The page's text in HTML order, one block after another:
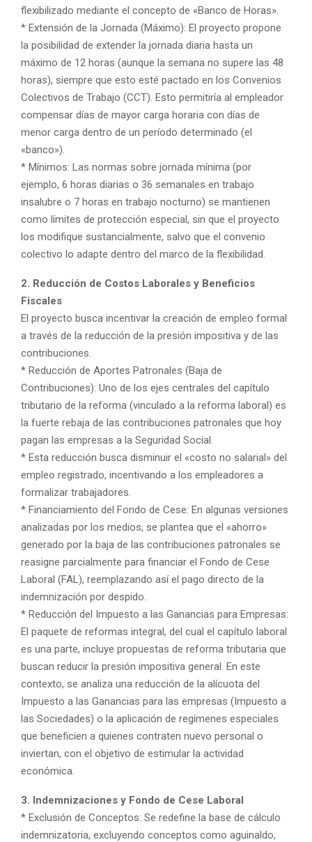
flexibilizado mediante el concepto de «Banco de Horas».
* Extensión de la Jornada (Máximo): El proyecto propone
la posibilidad de extender la jornada diaria hasta un
máximo de 12 horas (aunque la semana no supere las 48
horas), siempre que esto esté pactado en los Convenios
Colectivos de Trabajo (CCT). Esto permitiría al empleador
compensar días de mayor carga horaria con días de
menor carga dentro de un período determinado (el
«banco»).
* Mínimos: Las normas sobre jornada mínima (por
ejemplo, 6 horas diarias o 36 semanales en trabajo
insalubre o 7 horas en trabajo nocturno) se mantienen
como límites de protección especial, sin que el proyecto
los modifique sustancialmente, salvo que el convenio
colectivo lo adapte dentro del marco de la flexibilidad.
2. Reducción de Costos Laborales y Beneficios
Fiscales
El proyecto busca incentivar la creación de empleo formal
a través de la reducción de la presión impositiva y de las
contribuciones.
* Reducción de Aportes Patronales (Baja de
Contribuciones): Uno de los ejes centrales del capítulo
tributario de la reforma (vinculado a la reforma laboral) es
la fuerte rebaja de las contribuciones patronales que hoy
pagan las empresas a la Seguridad Social.
* Esta reducción busca disminuir el «costo no salarial» del
empleo registrado, incentivando a los empleadores a
formalizar trabajadores.
* Financiamiento del Fondo de Cese: En algunas versiones
analizadas por los medios, se plantea que el «ahorro»
generado por la baja de las contribuciones patronales se
reasigne parcialmente para financiar el Fondo de Cese
Laboral (FAL), reemplazando así el pago directo de la
indemnización por despido.
* Reducción del Impuesto a las Ganancias para Empresas:
El paquete de reformas integral, del cual el capítulo laboral
es una parte, incluye propuestas de reforma tributaria que
buscan reducir la presión impositiva general. En este
contexto, se analiza una reducción de la alícuota del
Impuesto a las Ganancias para las empresas (Impuesto a
las Sociedades) o la aplicación de regímenes especiales
que beneficien a quienes contraten nuevo personal o
inviertan, con el objetivo de estimular la actividad
económica.
3. Indemnizaciones y Fondo de Cese Laboral
* Exclusión de Conceptos: Se redefine la base de cálculo
indemnizatoria, excluyendo conceptos como aguinaldo,